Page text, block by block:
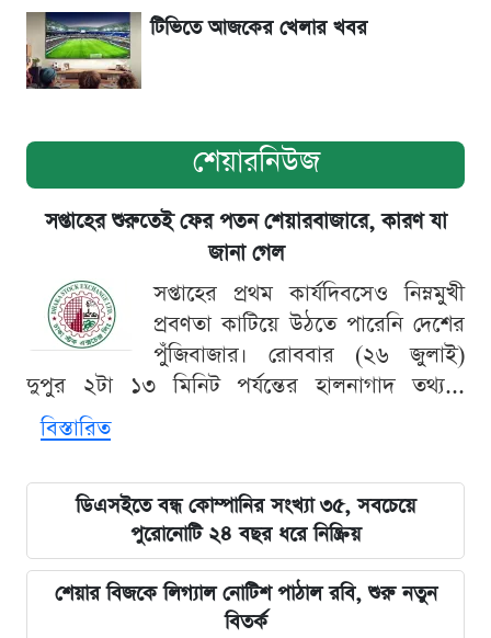
টিভিতে আজকের খেলার খবর
শেয়ারনিউজ
সপ্তাহের শুরুতেই ফের পতন শেয়ারবাজারে, কারণ যা
জানা গেল
সপ্তাহের প্রথম কার্যদিবসেও নিম্নমুখী
প্রবণতা কাটিয়ে উঠতে পারেনি দেশের
পুঁজিবাজার। রোববার (২৬ জুলাই)
দুপুর ২টা ১৩ মিনিট পর্যন্তের হালনাগাদ তথ্য...
বিস্তারিত
ডিএসইতে বন্ধ কোম্পানির সংখ্যা ৩৫, সবচেয়ে
পুরোনোটি ২৪ বছর ধরে নিষ্ক্রিয়
শেয়ার বিজকে লিগ্যাল নোটিশ পাঠাল রবি, শুরু নতুন
বিতর্ক